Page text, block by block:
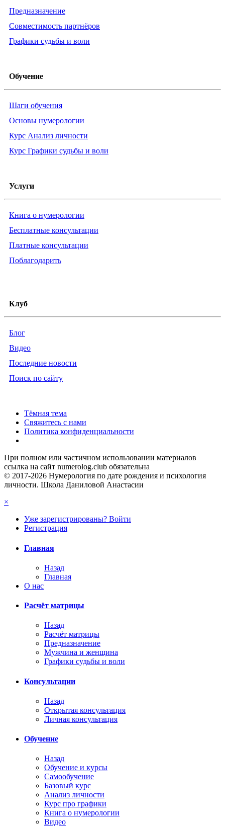
Предназначение
Совместимость партнёров
Графики судьбы и воли
Обучение
Шаги обучения
Основы нумерологии
Курс Анализ личности
Курс Графики судьбы и воли
Услуги
Книга о нумерологии
Бесплатные консультации
Платные консультации
Поблагодарить
Клуб
Блог
Видео
Последние новости
Поиск по сайту
Тёмная тема
Свяжитесь с нами
Политика конфиденциальности
При полном или частичном использовании материалов
ссылка на сайт numerolog.club обязательна
© 2017-2026 Нумерология по дате рождения и психология
личности. Школа Даниловой Анастасии
×
Уже зарегистрированы? Войти
Регистрация
Главная
Назад
Главная
О нас
Расчёт матрицы
Назад
Расчёт матрицы
Предназначение
Мужчина и женщина
Графики судьбы и воли
Консультации
Назад
Открытая консультация
Личная консультация
Обучение
Назад
Обучение и курсы
Самообучение
Базовый курс
Анализ личности
Курс про графики
Книга о нумерологии
Видео